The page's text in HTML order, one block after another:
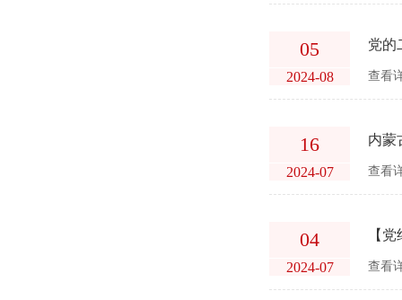
05
2024-08
党的
查看
16
2024-07
内蒙
查看
04
2024-07
【
查看